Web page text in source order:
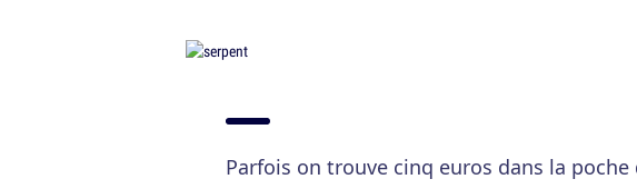
Parfois on trouve cinq euros dans la poche